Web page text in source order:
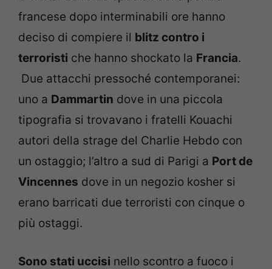
francese dopo interminabili ore hanno
deciso di compiere il blitz contro i
terroristi che hanno shockato la Francia.
Due attacchi pressoché contemporanei:
uno a Dammartin dove in una piccola
tipografia si trovavano i fratelli Kouachi
autori della strage del Charlie Hebdo con
un ostaggio; l’altro a sud di Parigi a Port de
Vincennes dove in un negozio kosher si
erano barricati due terroristi con cinque o
più ostaggi.
Sono stati uccisi nello scontro a fuoco i